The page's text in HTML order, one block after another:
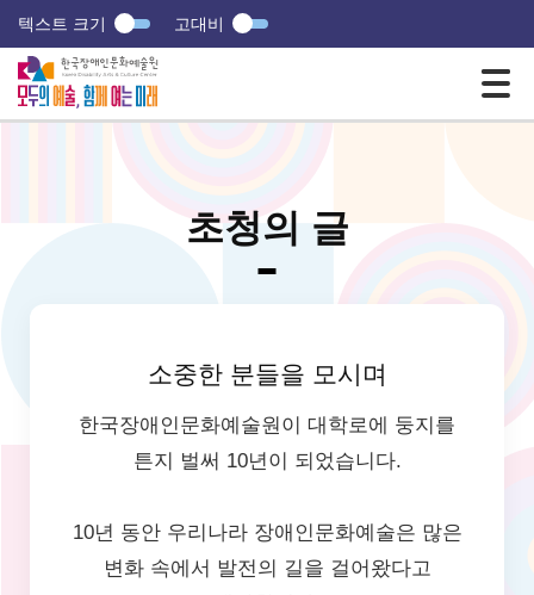
텍스트 크기 고대비
초청의 글
소중한 분들을 모시며
한국장애인문화예술원이 대학로에 둥지를
튼지 벌써 10년이 되었습니다.
10년 동안 우리나라 장애인문화예술은 많은
변화 속에서 발전의 길을 걸어왔다고